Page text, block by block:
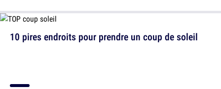
10 pires endroits pour prendre un coup de soleil